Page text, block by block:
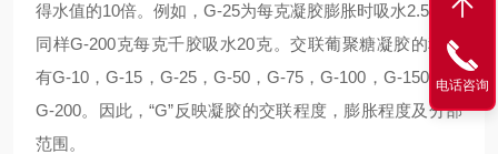
得水值的10倍。例如，G-25为每克凝胶膨胀时吸水2.5克，
同样G-200克每克千胶吸水20克。交联葡聚糖凝胶的种类
有G-10，G-15，G-25，G-50，G-75，G-100，G-150，和
G-200。因此，“G”反映凝胶的交联程度，膨胀程度及分部
范围。
电话咨询